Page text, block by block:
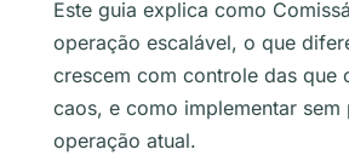
Este guia explica como
operação escalável, o que
crescem com controle das que
caos, e como implementar sem
operação atual.